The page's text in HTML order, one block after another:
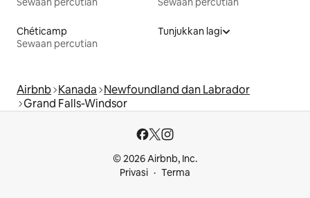
Chéticamp
Sewaan percutian
Tunjukkan lagi
Airbnb Kanada Newfoundland dan Labrador
Grand Falls-Windsor
© 2026 Airbnb, Inc.
Privasi
Terma